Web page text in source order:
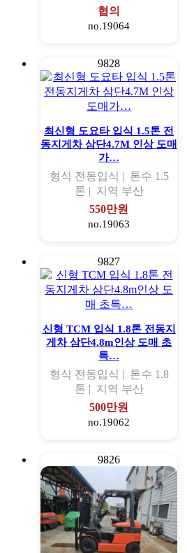
협의
no.19064
9828
최신형 도요타 입식 1.5톤 전
동지게차 삼단4.7M 인상 도매
가…
형식 전동입식 | 톤수 1.5
톤 | 지역 부산
550만원
no.19063
9827
신형 TCM 입식 1.8톤 전동지
게차 삼단4.8m인상 도매 초
특…
형식 전동입식 | 톤수 1.8
톤 | 지역 부산
500만원
no.19062
9826